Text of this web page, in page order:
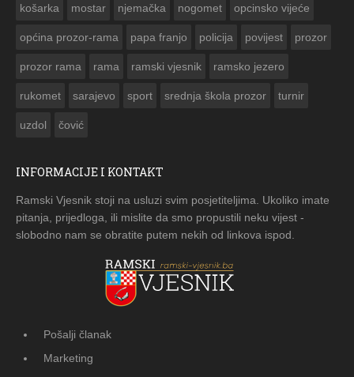
košarka mostar njemačka nogomet opcinsko vijeće
općina prozor-rama papa franjo policija povijest prozor
prozor rama rama ramski vjesnik ramsko jezero
rukomet sarajevo sport srednja škola prozor turnir
uzdol čović
INFORMACIJE I KONTAKT
Ramski Vjesnik stoji na usluzi svim posjetiteljima. Ukoliko imate
pitanja, prijedloga, ili mislite da smo propustili neku vijest -
slobodno nam se obratite putem nekih od linkova ispod.
Pošalji članak
Marketing